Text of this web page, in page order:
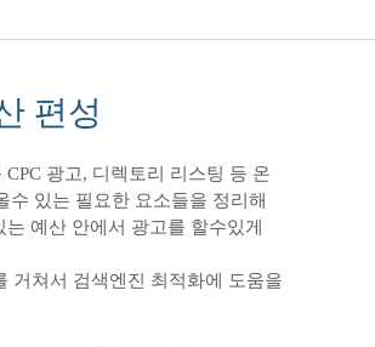
편성
광고, 디렉토리 리스팅 등 온
수 있는 필요한 요소들을 정리해
예산 안에서 광고를 할수있게
거쳐서 검색엔진 최적화에 도움을